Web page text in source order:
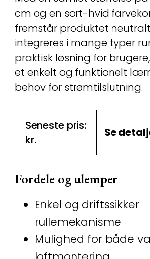
cm og en sort-hvid
fremstår produktet
integreres i mange typer
praktisk løsning for
et enkelt og funktionelt
behov for strømtilslutning.
Fordele og ulemper
Enkel og driftssikker
rullemekanisme
Mulighed for både
Seneste pris:
kr.
Se